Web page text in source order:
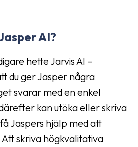
AI?
hette Jarvis AI –
du ger Jasper några
svarar med en enkel
kan utöka eller skriva
Jaspers hjälp med att
skriva högkvalitativa